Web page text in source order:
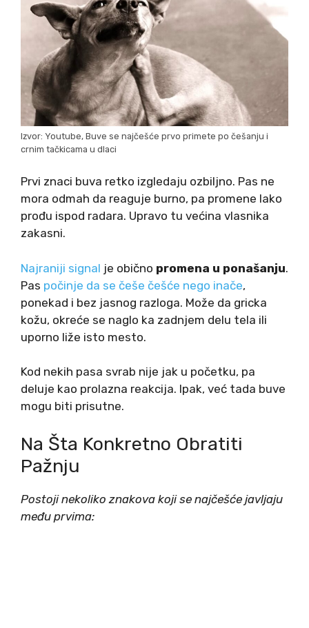
Izvor: Youtube, Buve se najčešće prvo primete po češanju i
crnim tačkicama u dlaci
Prvi znaci buva retko izgledaju ozbiljno. Pas ne
mora odmah da reaguje burno, pa promene lako
prođu ispod radara. Upravo tu većina vlasnika
zakasni.
Najraniji signal je obično promena u ponašanju.
Pas počinje da se češe češće nego inače,
ponekad i bez jasnog razloga. Može da gricka
kožu, okreće se naglo ka zadnjem delu tela ili
uporno liže isto mesto.
Kod nekih pasa svrab nije jak u početku, pa
deluje kao prolazna reakcija. Ipak, već tada buve
mogu biti prisutne.
Na Šta Konkretno Obratiti
Pažnju
Postoji nekoliko znakova koji se najčešće javljaju
među prvima: